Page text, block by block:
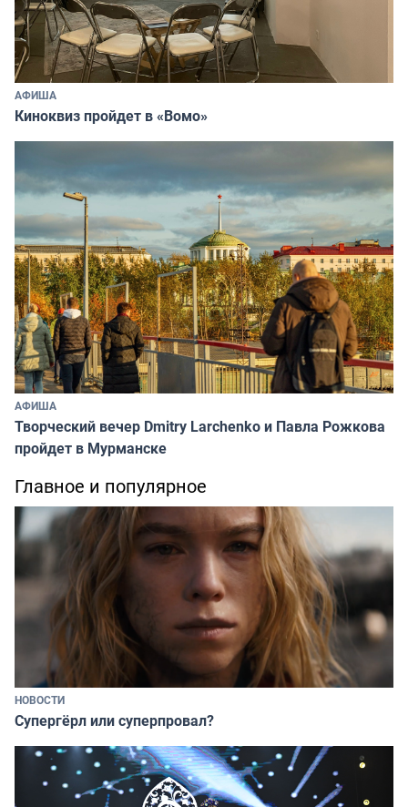
АФИША
Киноквиз пройдет в «Вомо»
АФИША
Творческий вечер Dmitry Larchenko и Павла Рожкова
пройдет в Мурманске
Главное и популярное
НОВОСТИ
Супергёрл или суперпровал?